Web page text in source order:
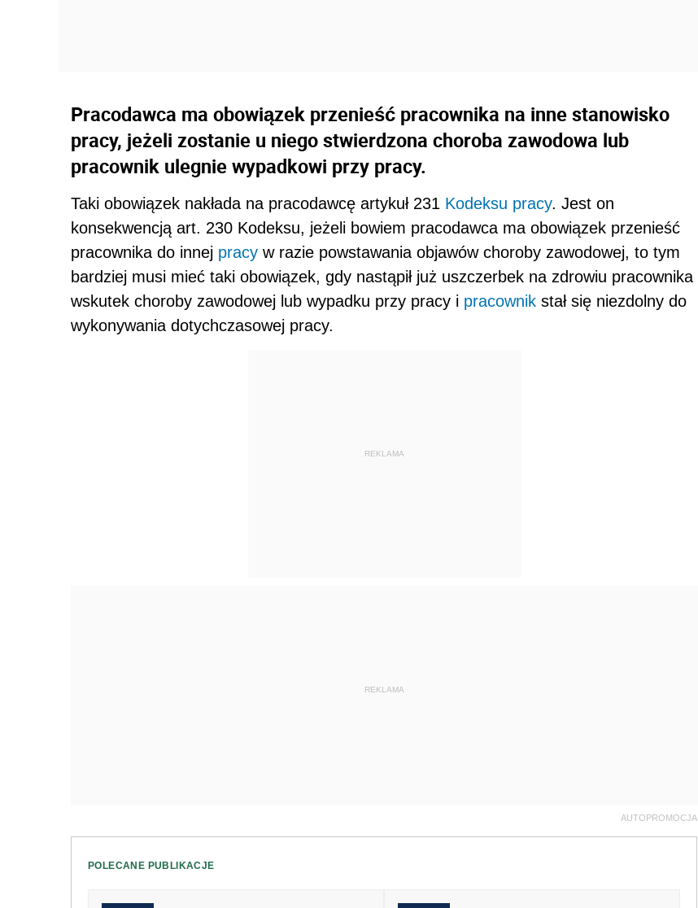
Pracodawca ma obowiązek przenieść pracownika na inne stanowisko
pracy, jeżeli zostanie u niego stwierdzona choroba zawodowa lub
pracownik ulegnie wypadkowi przy pracy.
Taki obowiązek nakłada na pracodawcę artykuł 231 Kodeksu pracy. Jest on
konsekwencją art. 230 Kodeksu, jeżeli bowiem pracodawca ma obowiązek przenieść
pracownika do innej pracy w razie powstawania objawów choroby zawodowej, to tym
bardziej musi mieć taki obowiązek, gdy nastąpił już uszczerbek na zdrowiu pracownika
wskutek choroby zawodowej lub wypadku przy pracy i pracownik stał się niezdolny do
wykonywania dotychczasowej pracy.
REKLAMA
REKLAMA
AUTOPROMOCJA
POLECANE PUBLIKACJE